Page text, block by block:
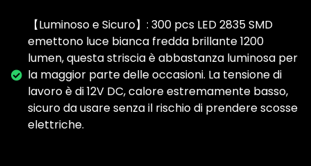
【Luminoso e Sicuro】: 300 pcs LED 2835 SMD
emettono luce bianca fredda brillante 1200
lumen, questa striscia è abbastanza luminosa per
la maggior parte delle occasioni. La tensione di
lavoro è di 12V DC, calore estremamente basso,
sicuro da usare senza il rischio di prendere scosse
elettriche.